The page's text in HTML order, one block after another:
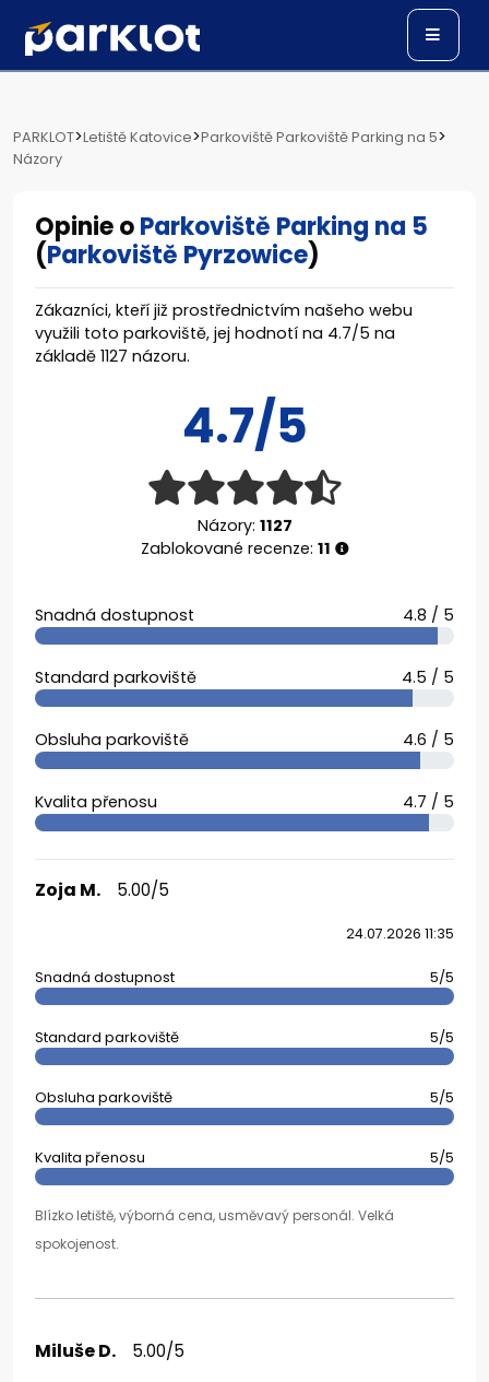
PARKLOT>Letiště Katovice>Parkoviště Parkoviště Parking na 5>
Názory
Opinie oParkoviště Parking na 5
(Parkoviště Pyrzowice)
Zákazníci, kteří již prostřednictvím našeho webu
využili toto parkoviště, jej hodnotí na 4.7/5 na
základě 1127 názoru.
4.7/5
Názory: 1127
Zablokované recenze: 11
Snadná dostupnost 4.8 / 5
Standard parkoviště 4.5 / 5
Obsluha parkoviště 4.6 / 5
Kvalita přenosu 4.7 / 5
Zoja M. 5.00/5
24.07.2026 11:35
Snadná dostupnost 5/5
Standard parkoviště 5/5
Obsluha parkoviště 5/5
Kvalita přenosu 5/5
Blízko letiště, výborná cena, usměvavý personál. Velká
spokojenost.
Miluše D. 5.00/5